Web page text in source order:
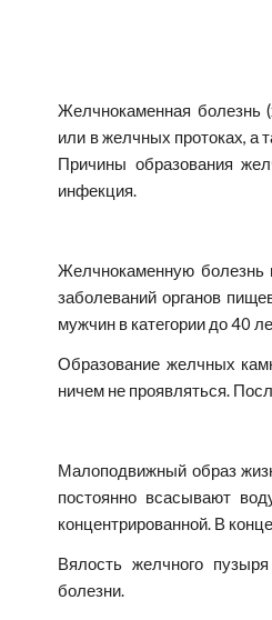
Желчнокаменная болезнь
или в желчных протоках, а
Причины образования
инфекция.
Желчнокаменную болезнь
заболеваний органов
мужчин в категории до 40
Образование желчных
ничем не проявляться.
Малоподвижный образ
постоянно всасывают
концентрированной. В
Вялость желчного
болезни.